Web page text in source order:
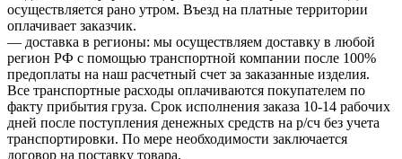
осуществляется рано утром. Въезд на платные территории
оплачивает заказчик.
— доставка в регионы: мы осуществляем доставку в любой
регион РФ с помощью транспортной компании после 100%
предоплаты на наш расчетный счет за заказанные изделия.
Все транспортные расходы оплачиваются покупателем по
факту прибытия груза. Срок исполнения заказа 10-14 рабочих
дней после поступления денежных средств на р/сч без учета
транспортировки. По мере необходимости заключается
договор на поставку товара.